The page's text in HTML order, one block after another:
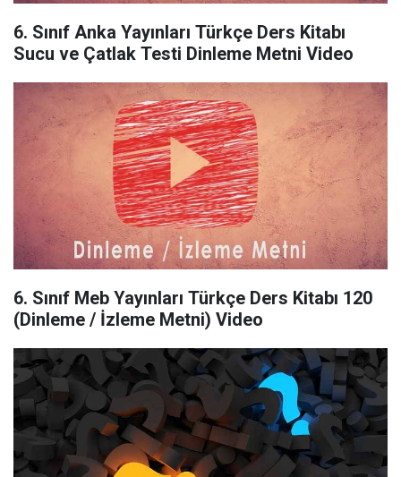
6. Sınıf Anka Yayınları Türkçe Ders Kitabı
Sucu ve Çatlak Testi Dinleme Metni Video
6. Sınıf Meb Yayınları Türkçe Ders Kitabı 120
(Dinleme / İzleme Metni) Video